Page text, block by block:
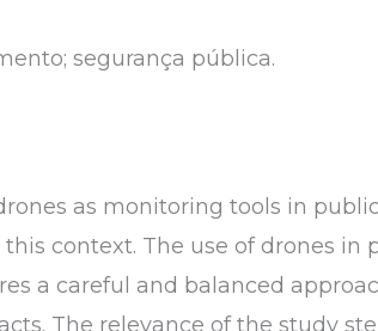
segurança pública.
as monitoring tools in
context. The use of drones in
a careful and balanced
The relevance of the study